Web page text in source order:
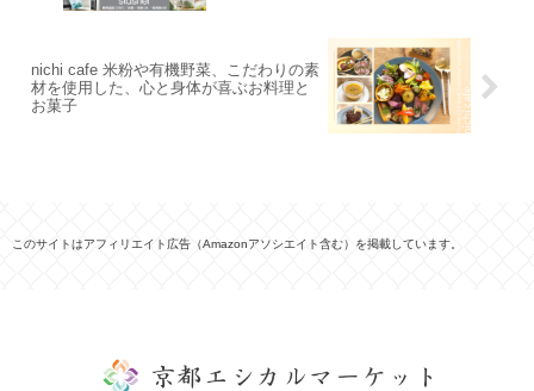
nichi cafe 米粉や有機野菜、こだわりの素
材を使用した、心と身体が喜ぶお料理と
お菓子
このサイトはアフィリエイト広告（Amazonアソシエイト含む）を掲載しています。